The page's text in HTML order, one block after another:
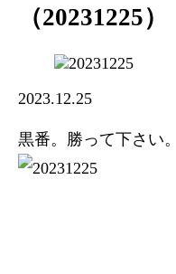
（20231225）
2023.12.25
黒番。勝って下さい。